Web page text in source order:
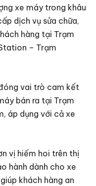
xe máy trong khâu
dịch vụ sửa chữa,
hàng tại Trạm
– Trạm
vai trò cam kết
bán ra tại Trạm
áp dụng với cả xe
vị hiếm hoi trên thị
hành dành cho xe
khách hàng an